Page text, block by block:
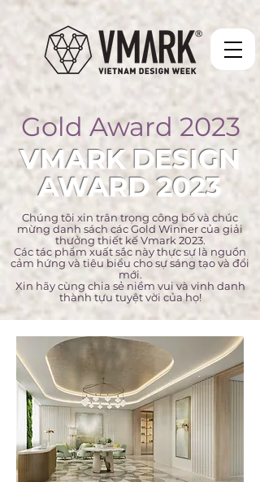
Gold Award 2023
VMARK DESIGN
AWARD 2023
Chúng tôi xin trân trọng công bố và chúc
mừng danh sách các Gold Winner của giải
thưởng thiết kế Vmark 2023.
Các tác phẩm xuất sắc này thực sự là nguồn
cảm hứng và tiêu biểu cho sự sáng tạo và đổi
mới.
Xin hãy cùng chia sẻ niềm vui và vinh danh
thành tựu tuyệt vời của họ!